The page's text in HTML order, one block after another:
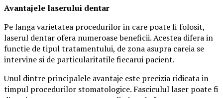
Avantajele laserului dentar
Pe langa varietatea procedurilor in care poate fi folosit,
laserul dentar ofera numeroase beneficii. Acestea difera in
functie de tipul tratamentului, de zona asupra careia se
intervine si de particularitatile fiecarui pacient.
Unul dintre principalele avantaje este precizia ridicata in
timpul procedurilor stomatologice. Fasciculul laser poate fi